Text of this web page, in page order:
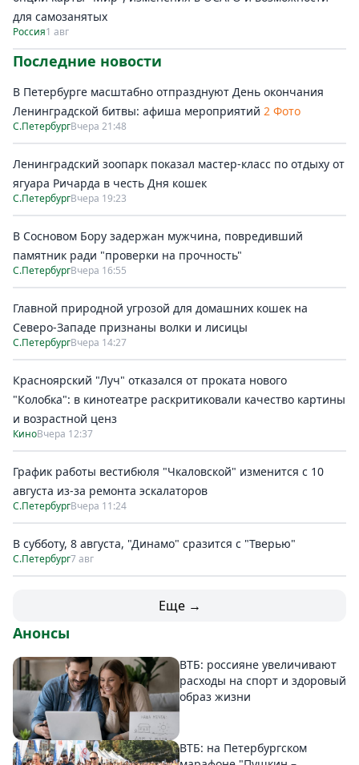
для самозанятых
Россия1 авг
Последние новости
В Петербурге масштабно отпразднуют День окончания
Ленинградской битвы: афиша мероприятий 2 Фото
С.ПетербургВчера 21:48
Ленинградский зоопарк показал мастер-класс по отдыху от
ягуара Ричарда в честь Дня кошек
С.ПетербургВчера 19:23
В Сосновом Бору задержан мужчина, повредивший
памятник ради "проверки на прочность"
С.ПетербургВчера 16:55
Главной природной угрозой для домашних кошек на
Северо-Западе признаны волки и лисицы
С.ПетербургВчера 14:27
Красноярский "Луч" отказался от проката нового
"Колобка": в кинотеатре раскритиковали качество картины
и возрастной ценз
КиноВчера 12:37
График работы вестибюля "Чкаловской" изменится с 10
августа из-за ремонта эскалаторов
С.ПетербургВчера 11:24
В субботу, 8 августа, "Динамо" сразится с "Тверью"
С.Петербург7 авг
Еще →
Анонсы
ВТБ: россияне увеличивают
расходы на спорт и здоровый
образ жизни
ВТБ: на Петербургском